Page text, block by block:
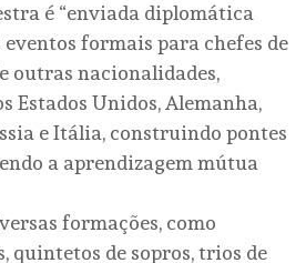
é “enviada diplomática
formais para chefes de
outras nacionalidades,
Estados Unidos, Alemanha,
e Itália, construindo pontes
a aprendizagem mútua
formações, como
quintetos de sopros, trios de